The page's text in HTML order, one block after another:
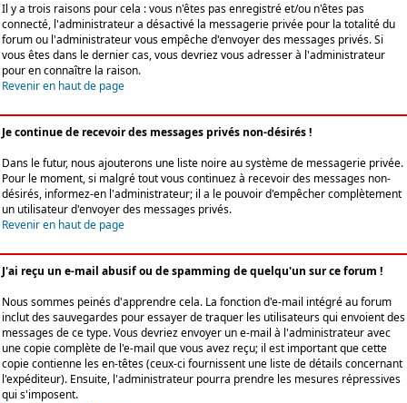
Il y a trois raisons pour cela : vous n'êtes pas enregistré et/ou n'êtes pas
connecté, l'administrateur a désactivé la messagerie privée pour la totalité du
forum ou l'administrateur vous empêche d'envoyer des messages privés. Si
vous êtes dans le dernier cas, vous devriez vous adresser à l'administrateur
pour en connaître la raison.
Revenir en haut de page
Je continue de recevoir des messages privés non-désirés !
Dans le futur, nous ajouterons une liste noire au système de messagerie privée.
Pour le moment, si malgré tout vous continuez à recevoir des messages non-
désirés, informez-en l'administrateur; il a le pouvoir d'empêcher complètement
un utilisateur d'envoyer des messages privés.
Revenir en haut de page
J'ai reçu un e-mail abusif ou de spamming de quelqu'un sur ce forum !
Nous sommes peinés d'apprendre cela. La fonction d'e-mail intégré au forum
inclut des sauvegardes pour essayer de traquer les utilisateurs qui envoient des
messages de ce type. Vous devriez envoyer un e-mail à l'administrateur avec
une copie complète de l'e-mail que vous avez reçu; il est important que cette
copie contienne les en-têtes (ceux-ci fournissent une liste de détails concernant
l'expéditeur). Ensuite, l'administrateur pourra prendre les mesures répressives
qui s'imposent.